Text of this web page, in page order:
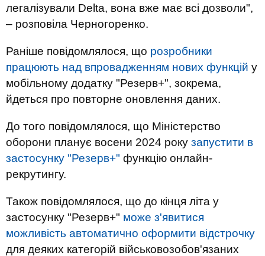
легалізували Delta, вона вже має всі дозволи",
– розповіла Черногоренко.
Раніше повідомлялося, що розробники
працюють над впровадженням нових функцій у
мобільному додатку "Резерв+", зокрема,
йдеться про повторне оновлення даних.
До того повідомлялося, що Міністерство
оборони планує восени 2024 року запустити в
застосунку "Резерв+" функцію онлайн-
рекрутингу.
Також повідомлялося, що до кінця літа у
застосунку "Резерв+" може з'явитися
можливість автоматично оформити відстрочку
для деяких категорій військовозобов'язаних